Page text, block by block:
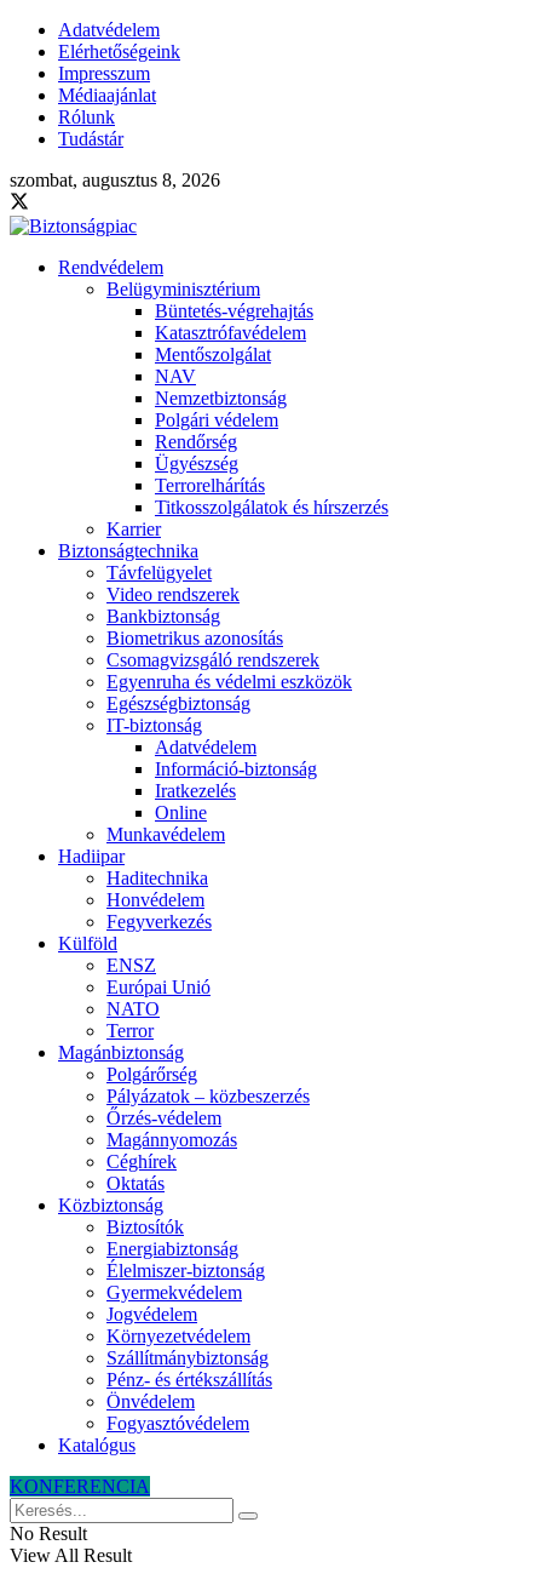
Adatvédelem
Elérhetőségeink
Impresszum
Médiaajánlat
Rólunk
Tudástár
szombat, augusztus 8, 2026
Rendvédelem
Belügyminisztérium
Büntetés-végrehajtás
Katasztrófavédelem
Mentőszolgálat
NAV
Nemzetbiztonság
Polgári védelem
Rendőrség
Ügyészség
Terrorelhárítás
Titkosszolgálatok és hírszerzés
Karrier
Biztonságtechnika
Távfelügyelet
Video rendszerek
Bankbiztonság
Biometrikus azonosítás
Csomagvizsgáló rendszerek
Egyenruha és védelmi eszközök
Egészségbiztonság
IT-biztonság
Adatvédelem
Információ-biztonság
Iratkezelés
Online
Munkavédelem
Hadiipar
Haditechnika
Honvédelem
Fegyverkezés
Külföld
ENSZ
Európai Unió
NATO
Terror
Magánbiztonság
Polgárőrség
Pályázatok – közbeszerzés
Őrzés-védelem
Magánnyomozás
Céghírek
Oktatás
Közbiztonság
Biztosítók
Energiabiztonság
Élelmiszer-biztonság
Gyermekvédelem
Jogvédelem
Környezetvédelem
Szállítmánybiztonság
Pénz- és értékszállítás
Önvédelem
Fogyasztóvédelem
Katalógus
KONFERENCIA
No Result
View All Result